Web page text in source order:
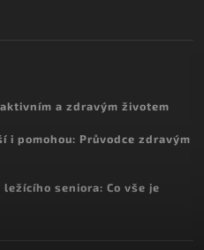
a zdravým životem
i pomohou: Průvodce zdravým
seniora: Co vše je